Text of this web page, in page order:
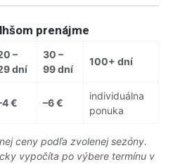
prenájme
–
dní
30 –
99 dní
100+ dní
€ –6 €
individuálna
ponuka
ceny podľa zvolenej sezóny.
vypočíta po výbere termínu v